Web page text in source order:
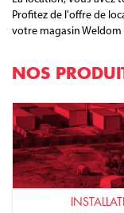
Profitez de l'offre de
votre magasin Weldom
NOS